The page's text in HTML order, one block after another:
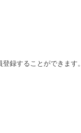
録することができます。